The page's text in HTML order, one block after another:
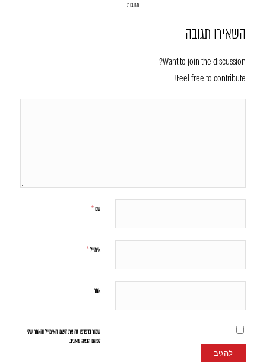
תגובות
השאירו תגובה
Want to join the discussion?
Feel free to contribute!
שם*
אימייל*
אתר
שמור בדפדפן זה את השם, האימייל והאתר שלי
לפעם הבאה שאגיב.